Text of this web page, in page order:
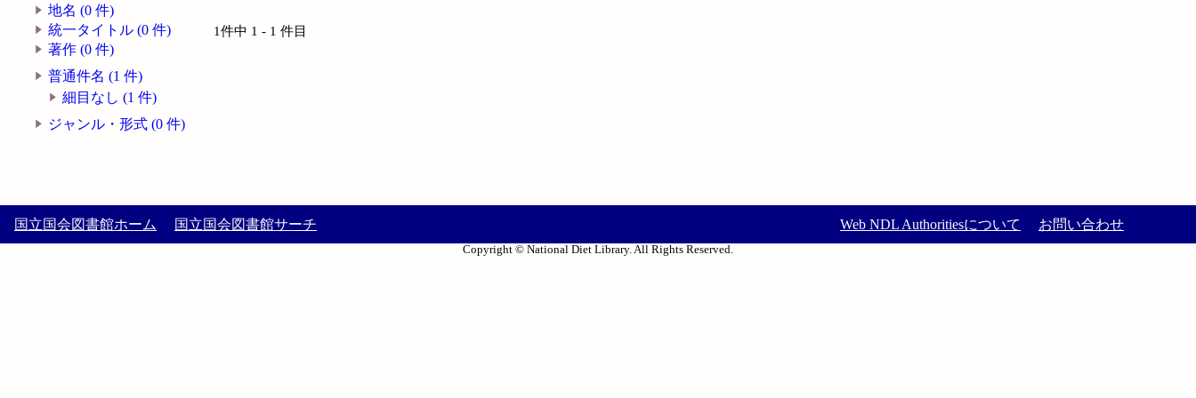
地名 (0 件)
統一タイトル (0 件)
著作 (0 件)
普通件名 (1 件)
細目なし (1 件)
ジャンル・形式 (0 件)
1件中 1 - 1 件目
国立国会図書館ホーム 国立国会図書館サーチ Web NDL Authoritiesについて お問い合わせ
Copyright © National Diet Library. All Rights Reserved.